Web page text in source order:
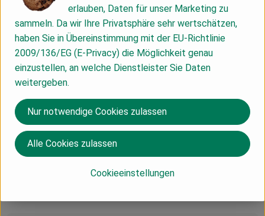
Hunger zwischendurch. In der Edelmond
Schokoladenmanufaktur im Spreewald werden unsere
naturbelassenen und ungerösteten Bio-Kürbiskerne mit
feinster Zartbitterschokolade veredelt - für puren
Schokoladengenuss.
Durchschnittliche Nährwerte pro 100g
Energie 2209 kj (551 kcal)
Fett 39g
davon gesättigte Fettsäuren 18g
Kohlenhydrate 31g
erlauben, Daten für unser Marketing zu
sammeln. Da wir Ihre Privatsphäre sehr wertschätzen,
haben Sie in Übereinstimmung mit der EU-Richtlinie
2009/136/EG (E-Privacy) die Möglichkeit genau
einzustellen, an welche Dienstleister Sie Daten
weitergeben.
Cookieeinstellungen
Nur notwendige Cookies zulassen
Alle Cookies zulassen